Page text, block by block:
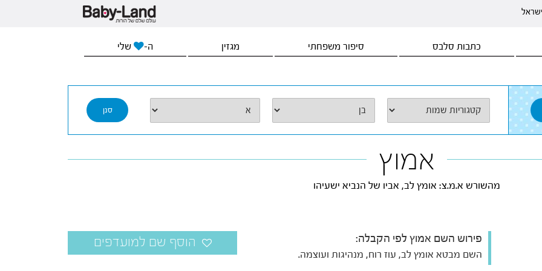
כתבות סלבס סיפור משפחתי מגזין ה- שלי
אמוץ
מהשורש א.מ.צ: אומץ לב, אביו של הנביא ישעיהו
פירוש השם אמוץ לפי הקבלה:
השם מבטא אומץ לב, עוז רוח, מנהיגות ועוצמה.